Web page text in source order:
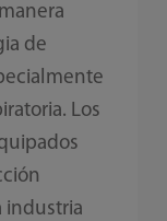
de
Los
industria